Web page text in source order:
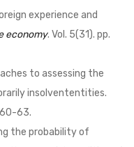
experience and
economy. Vol. 5(31). pp.
to assessing the
insolvententities.
60-63.
the probability of